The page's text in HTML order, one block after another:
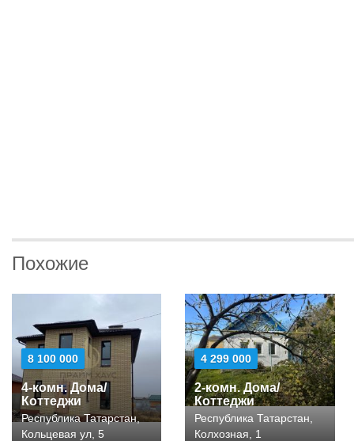
Похожие
8 100 000
4-комн. Дома/
Коттеджи
Республика Татарстан,
Кольцевая ул, 5
4 299 000
2-комн. Дома/
Коттеджи
Республика Татарстан,
Колхозная, 1